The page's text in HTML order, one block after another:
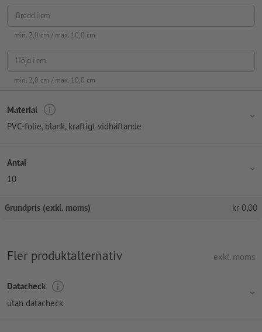
Bredd i cm
min. 2,0 cm / max. 10,0 cm
Höjd i cm
min. 2,0 cm / max. 10,0 cm
Material
PVC-folie, blank, kraftigt vidhäftande
Antal
10
Grundpris (exkl. moms) kr 0,00
Fler produktalternativ exkl. moms
Datacheck
utan datacheck